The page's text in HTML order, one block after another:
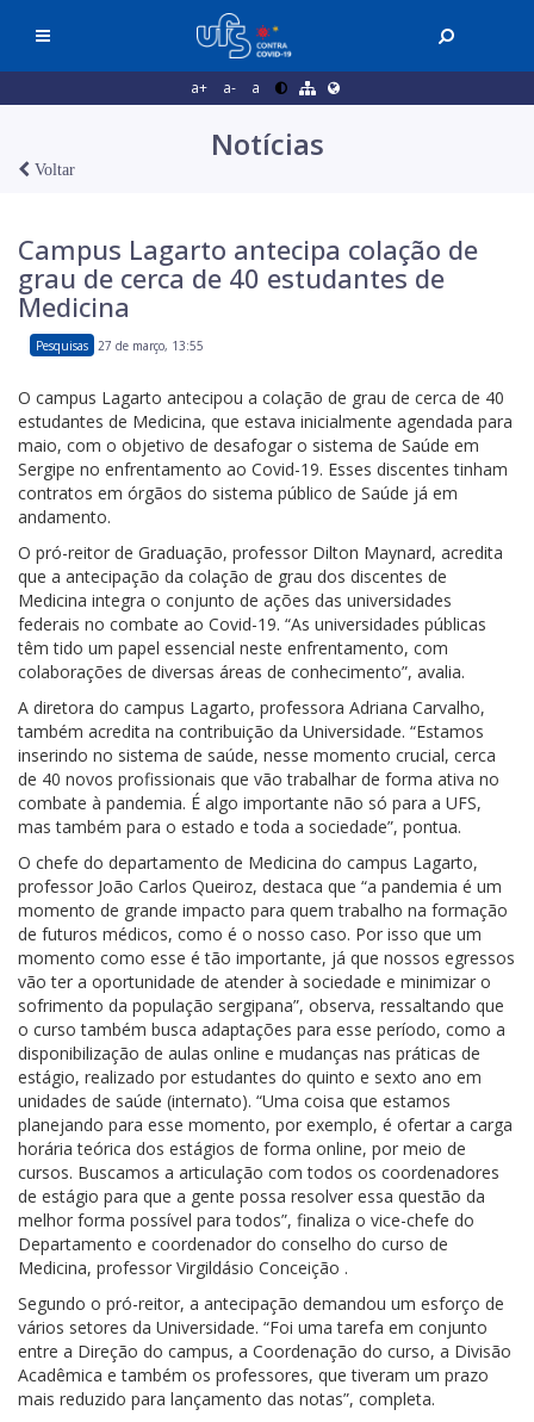
a+ a- a
Notícias
Voltar
Campus Lagarto antecipa colação de
grau de cerca de 40 estudantes de
Medicina
Pesquisas 27 de março, 13:55
O campus Lagarto antecipou a colação de grau de cerca de 40
estudantes de Medicina, que estava inicialmente agendada para
maio, com o objetivo de desafogar o sistema de Saúde em
Sergipe no enfrentamento ao Covid-19. Esses discentes tinham
contratos em órgãos do sistema público de Saúde já em
andamento.
O pró-reitor de Graduação, professor Dilton Maynard, acredita
que a antecipação da colação de grau dos discentes de
Medicina integra o conjunto de ações das universidades
federais no combate ao Covid-19. “As universidades públicas
têm tido um papel essencial neste enfrentamento, com
colaborações de diversas áreas de conhecimento”, avalia.
A diretora do campus Lagarto, professora Adriana Carvalho,
também acredita na contribuição da Universidade. “Estamos
inserindo no sistema de saúde, nesse momento crucial, cerca
de 40 novos profissionais que vão trabalhar de forma ativa no
combate à pandemia. É algo importante não só para a UFS,
mas também para o estado e toda a sociedade”, pontua.
O chefe do departamento de Medicina do campus Lagarto,
professor João Carlos Queiroz, destaca que “a pandemia é um
momento de grande impacto para quem trabalho na formação
de futuros médicos, como é o nosso caso. Por isso que um
momento como esse é tão importante, já que nossos egressos
vão ter a oportunidade de atender à sociedade e minimizar o
sofrimento da população sergipana”, observa, ressaltando que
o curso também busca adaptações para esse período, como a
disponibilização de aulas online e mudanças nas práticas de
estágio, realizado por estudantes do quinto e sexto ano em
unidades de saúde (internato). “Uma coisa que estamos
planejando para esse momento, por exemplo, é ofertar a carga
horária teórica dos estágios de forma online, por meio de
cursos. Buscamos a articulação com todos os coordenadores
de estágio para que a gente possa resolver essa questão da
melhor forma possível para todos”, finaliza o vice-chefe do
Departamento e coordenador do conselho do curso de
Medicina, professor Virgildásio Conceição .
Segundo o pró-reitor, a antecipação demandou um esforço de
vários setores da Universidade. “Foi uma tarefa em conjunto
entre a Direção do campus, a Coordenação do curso, a Divisão
Acadêmica e também os professores, que tiveram um prazo
mais reduzido para lançamento das notas”, completa.